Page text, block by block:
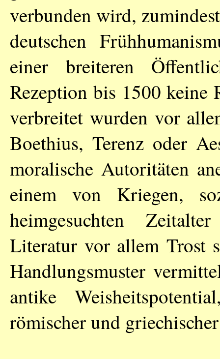
verbunden wird,
deutschen
einer breiteren
Rezeption bis 1500 keine
verbreitet wurden vor
Boethius, Terenz oder
moralische Autoritäten
einem von Kriegen,
heimgesuchten
Literatur vor allem Trost
Handlungsmuster
antike
römischer und